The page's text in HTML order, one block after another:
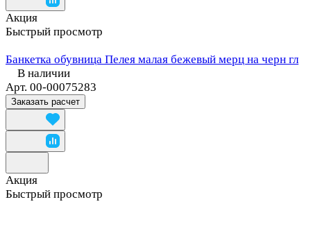
Акция
Быстрый просмотр
Банкетка обувница Пелея малая бежевый мерц на черн гл
В наличии
Арт. 00-00075283
Заказать расчет
Акция
Быстрый просмотр